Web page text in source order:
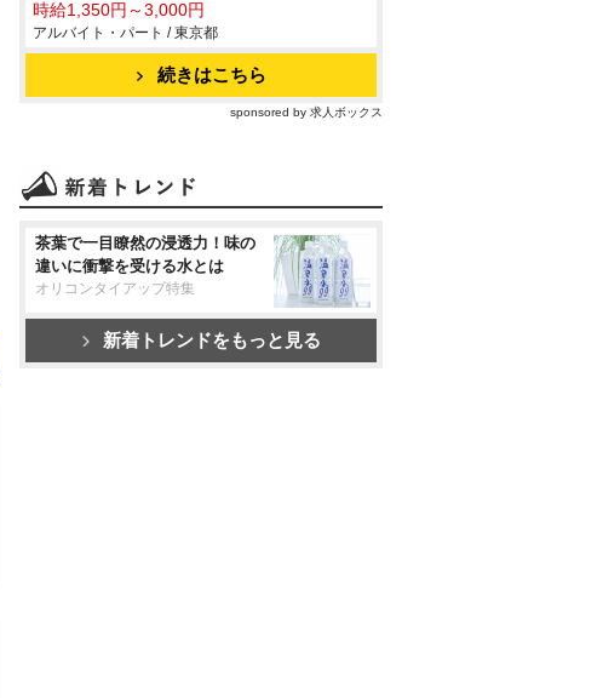
時給1,350円～3,000円
アルバイト・パート / 東京都
続きはこちら
sponsored by 求人ボックス
茶葉で一目瞭然の浸透力！味の
違いに衝撃を受ける水とは
オリコンタイアップ特集
新着トレンドをもっと見る